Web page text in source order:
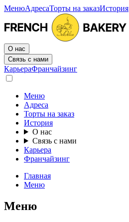
МенюАдресаТорты на заказИстория
О нас
Связь с нами
КарьераФранчайзинг
Меню
Адреса
Торты на заказ
История
О нас
Связь с нами
Карьера
Франчайзинг
Главная
Меню
Меню